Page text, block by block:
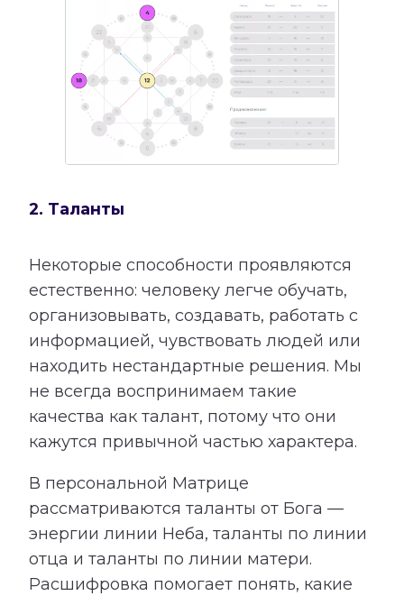
2. Таланты
Некоторые способности проявляются
естественно: человеку легче обучать,
организовывать, создавать, работать с
информацией, чувствовать людей или
находить нестандартные решения. Мы
не всегда воспринимаем такие
качества как талант, потому что они
кажутся привычной частью характера.
В персональной Матрице
рассматриваются таланты от Бога —
энергии линии Неба, таланты по линии
отца и таланты по линии матери.
Расшифровка помогает понять, какие